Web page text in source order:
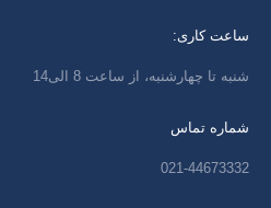
ساعت کاری:
شنبه تا چهارشنبه، از ساعت 8 الی14
شماره تماس
021-44673332